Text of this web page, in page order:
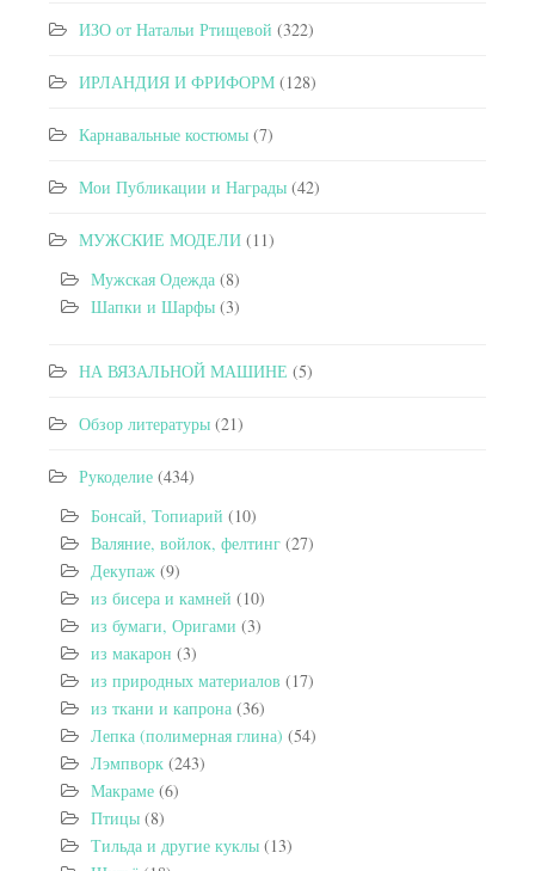
ИЗО от Натальи Ртищевой (322)
ИРЛАНДИЯ И ФРИФОРМ (128)
Карнавальные костюмы (7)
Мои Публикации и Награды (42)
МУЖСКИЕ МОДЕЛИ (11)
Мужская Одежда (8)
Шапки и Шарфы (3)
НА ВЯЗАЛЬНОЙ МАШИНЕ (5)
Обзор литературы (21)
Рукоделие (434)
Бонсай, Топиарий (10)
Валяние, войлок, фелтинг (27)
Декупаж (9)
из бисера и камней (10)
из бумаги, Оригами (3)
из макарон (3)
из природных материалов (17)
из ткани и капрона (36)
Лепка (полимерная глина) (54)
Лэмпворк (243)
Макраме (6)
Птицы (8)
Тильда и другие куклы (13)